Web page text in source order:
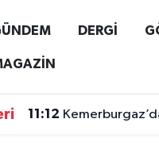
DERGİ
11:12